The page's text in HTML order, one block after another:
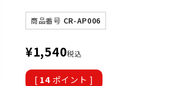
商品番号 CR-AP006
¥1,540税込
[ 14 ポイント ]